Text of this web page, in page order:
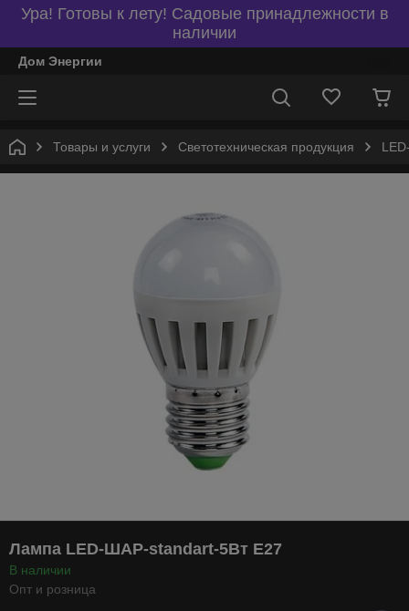
Ура! Готовы к лету! Садовые принадлежности в
наличии
Дом Энергии
Товары и услуги Светотехническая продукция
Лампа LED-ШАР-standart-5Вт E27
В наличии
Опт и розница